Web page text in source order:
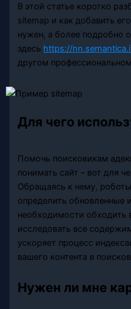
В этой статье коротко
sitemap и как добавить
нужен, а более подробно
здесь https://
другом
Для чего
Помочь поисковикам
понимать сайт – вот для
Обращаясь к нему,
определить обновленные
необходимости обходить
исследовать все
ускоряет процесс
вашего контента в
Нужен ли мне